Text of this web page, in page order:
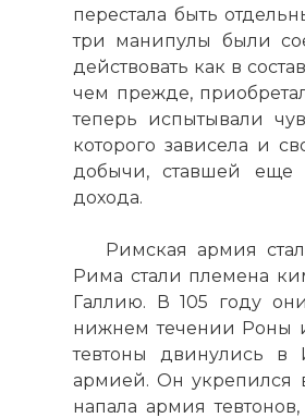
перестала быть
три манипулы были
действовать как в
чем прежде,
теперь испытывали
которого зависела и
добычи, ставшей еще
дохода.
Римская армия
Рима стали племена
Галлию. В 105 году
нижнем течении Роны
тевтоны двинулись в
армией. Он укрепился
напала армия